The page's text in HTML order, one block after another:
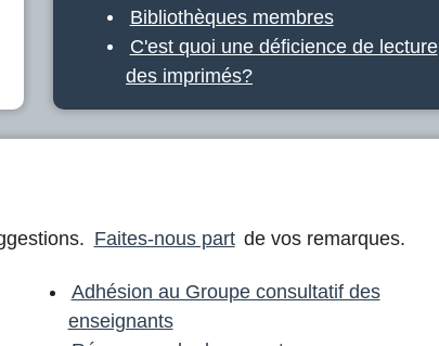
Bibliothèques membres
C'est quoi une déficience de lecture
des imprimés?
Faites-nous part de vos remarques.
Adhésion au Groupe consultatif des
enseignants